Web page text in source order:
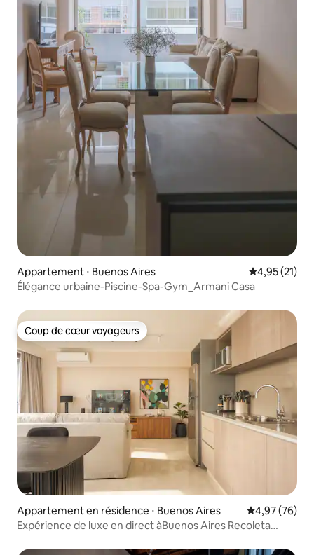
Appartement ⋅ Buenos Aires Évaluation
4,95 (21)
Élégance urbaine-Piscine-Spa-Gym_Armani Casa
Coup de cœur voyageurs
Coup de cœur voyageurs
Appartement en résidence ⋅ Buenos Aires Évaluation
4,97 (76)
Expérience de luxe en direct àBuenos Aires Recoleta